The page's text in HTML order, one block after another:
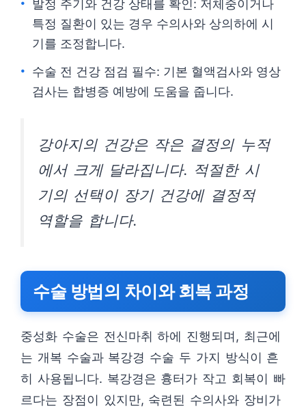
발정 주기와 건강 상태를 확인: 저체중이거나
특정 질환이 있는 경우 수의사와 상의하에 시
기를 조정합니다.
수술 전 건강 점검 필수: 기본 혈액검사와 영상
검사는 합병증 예방에 도움을 줍니다.
강아지의 건강은 작은 결정의 누적
에서 크게 달라집니다. 적절한 시
기의 선택이 장기 건강에 결정적
역할을 합니다.
수술 방법의 차이와 회복 과정
중성화 수술은 전신마취 하에 진행되며, 최근에
는 개복 수술과 복강경 수술 두 가지 방식이 흔
히 사용됩니다. 복강경은 흉터가 작고 회복이 빠
르다는 장점이 있지만, 숙련된 수의사와 장비가